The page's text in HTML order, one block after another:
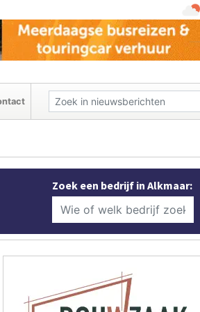
Zoek een bedrijf in Alkmaar: